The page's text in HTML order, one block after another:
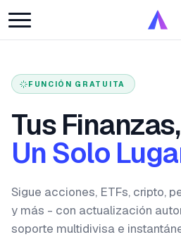
FUNCIÓN GRATUITA
Tus Finanzas,
Un Solo
Sigue acciones, ETFs, cripto,
y más - con actualización
soporte multidivisa e